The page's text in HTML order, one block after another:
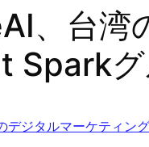
、台湾
Spark
デジタルマーケティン